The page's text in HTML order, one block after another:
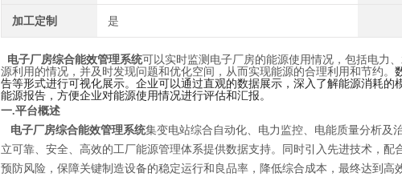
加工定制 是
电子厂房综合能效管理系统可以实时监测电子厂房的能源使用情况，包括电力
源利用的情况，并及时发现问题和优化空间，从而实现能源的合理利用和节约。
告等形式进行可视化展示。企业可以通过直观的数据展示，深入了解能源消耗
能源报告，方便企业对能源使用情况进行评估和汇报。
一.平台概述
电子厂房综合能效管理系统集变电站综合自动化、电力监控、电能质量分析及
立可靠、安全、高效的工厂能源管理体系提供数据支持。同时引入先进技术，
预防风险，保障关键制造设备的稳定运行和良品率，降低综合成本，最终达到高